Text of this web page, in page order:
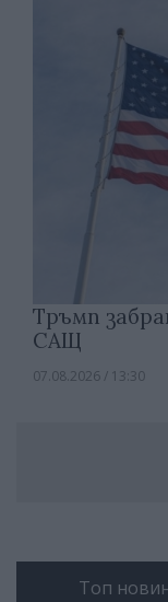
Тръмп
САЩ
07.08.2026 / 13:30
Топ